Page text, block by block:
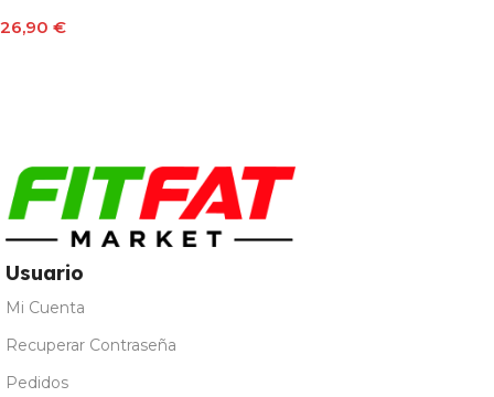
26,90 €
Usuario
Mi Cuenta
Recuperar Contraseña
Pedidos